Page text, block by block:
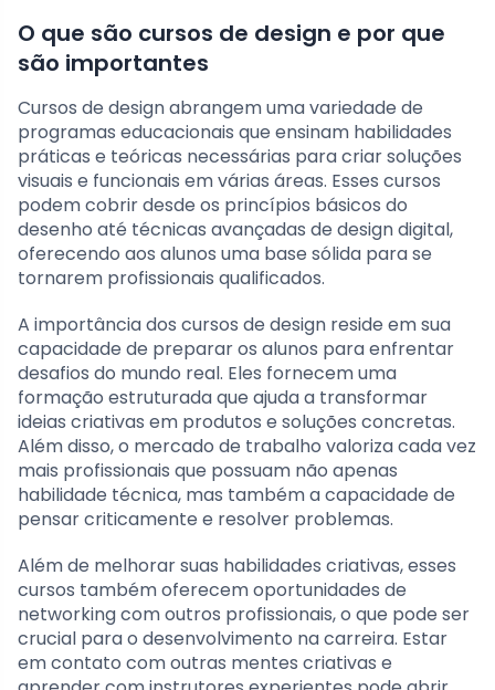
O que são cursos de design e por que
são importantes
Cursos de design abrangem uma variedade de
programas educacionais que ensinam habilidades
práticas e teóricas necessárias para criar soluções
visuais e funcionais em várias áreas. Esses cursos
podem cobrir desde os princípios básicos do
desenho até técnicas avançadas de design digital,
oferecendo aos alunos uma base sólida para se
tornarem profissionais qualificados.
A importância dos cursos de design reside em sua
capacidade de preparar os alunos para enfrentar
desafios do mundo real. Eles fornecem uma
formação estruturada que ajuda a transformar
ideias criativas em produtos e soluções concretas.
Além disso, o mercado de trabalho valoriza cada vez
mais profissionais que possuam não apenas
habilidade técnica, mas também a capacidade de
pensar criticamente e resolver problemas.
Além de melhorar suas habilidades criativas, esses
cursos também oferecem oportunidades de
networking com outros profissionais, o que pode ser
crucial para o desenvolvimento na carreira. Estar
em contato com outras mentes criativas e